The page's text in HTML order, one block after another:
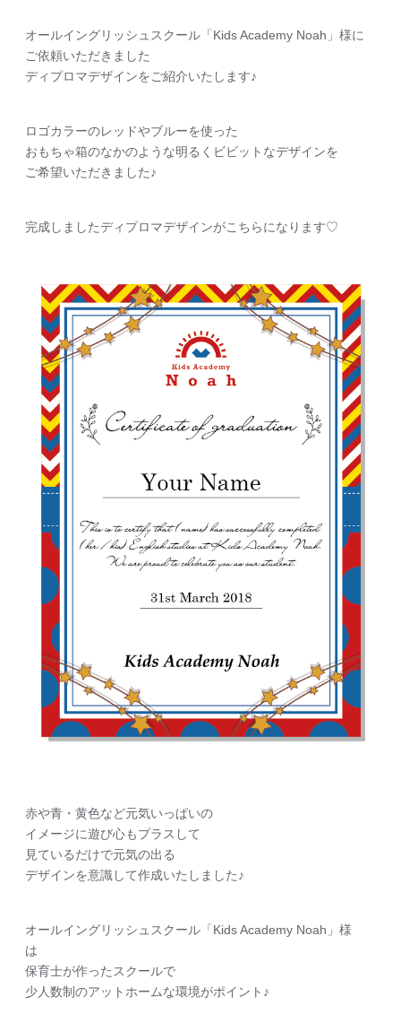
オールイングリッシュスクール「Kids Academy Noah」様に
ご依頼いただきました
ディプロマデザインをご紹介いたします♪
ロゴカラーのレッドやブルーを使った
おもちゃ箱のなかのような明るくビビットなデザインを
ご希望いただきました♪
完成しましたディプロマデザインがこちらになります♡
赤や青・黄色など元気いっぱいの
イメージに遊び心もプラスして
見ているだけで元気の出る
デザインを意識して作成いたしました♪
オールイングリッシュスクール「Kids Academy Noah」様
は
保育士が作ったスクールで
少人数制のアットホームな環境がポイント♪